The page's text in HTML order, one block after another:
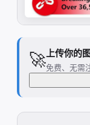
🚀 上传你的
免费、无需